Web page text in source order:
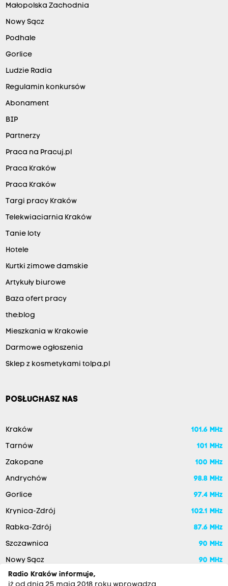
Małopolska Zachodnia
Nowy Sącz
Podhale
Gorlice
Ludzie Radia
Regulamin konkursów
Abonament
BIP
Partnerzy
Praca na Pracuj.pl
Praca Kraków
Praca Kraków
Targi pracy Kraków
Telekwiaciarnia Kraków
Tanie loty
Hotele
Kurtki zimowe damskie
Artykuły biurowe
Baza ofert pracy
the:blog
Mieszkania w Krakowie
Darmowe ogłoszenia
Sklep z kosmetykami tolpa.pl
POSŁUCHASZ NAS
Kraków 101.6 MHz
Tarnów 101 MHz
Zakopane 100 MHz
Andrychów 98.8 MHz
Gorlice 97.4 MHz
Krynica-Zdrój 102.1 MHz
Rabka-Zdrój 87.6 MHz
Szczawnica 90 MHz
Nowy Sącz
90 MHz
Radio Kraków informuje,